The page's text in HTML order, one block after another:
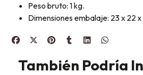
Peso bruto: 1 kg.
Dimensiones embalaje: 23 x 22
También Podría